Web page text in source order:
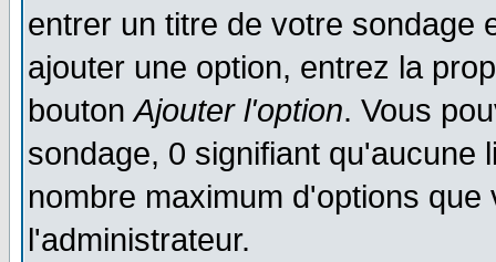
entrer un titre de votre sondage
ajouter une option, entrez la
boutonAjouter l'option. Vous
sondage, 0 signifiant qu'aucune
nombre maximum d'options
l'administrateur.